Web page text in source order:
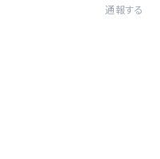
通報する